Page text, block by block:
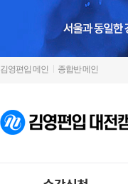
김영편입 메인 종합반 메인